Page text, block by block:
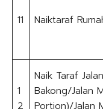
11 Naiktaraf
1
Naik Taraf
Bakong/Jalan